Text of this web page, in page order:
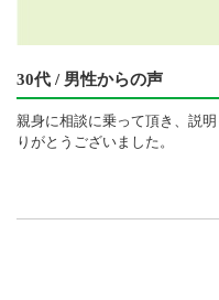
30代 / 男性からの声
親身に相談に乗って頂き、説
りがとうございました。